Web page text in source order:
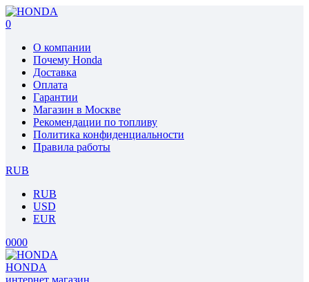
0
О компании
Почему Honda
Доставка
Оплата
Гарантии
Магазин в Москве
Рекомендации по топливу
Политика конфиденциальности
Правила работы
RUB
RUB
USD
EUR
0000
HONDA
интернет магазин